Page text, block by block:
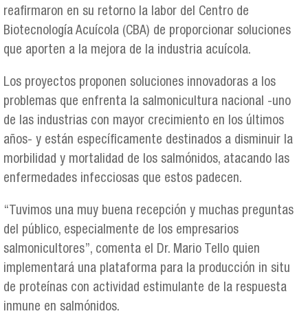
reafirmaron en su retorno la labor del Centro de
Biotecnología Acuícola (CBA) de proporcionar soluciones
que aporten a la mejora de la industria acuícola.
Los proyectos proponen soluciones innovadoras a los
problemas que enfrenta la salmonicultura nacional -uno
de las industrias con mayor crecimiento en los últimos
años- y están específicamente destinados a disminuir la
morbilidad y mortalidad de los salmónidos, atacando las
enfermedades infecciosas que estos padecen.
“Tuvimos una muy buena recepción y muchas preguntas
del público, especialmente de los empresarios
salmonicultores”, comenta el Dr. Mario Tello quien
implementará una plataforma para la producción in situ
de proteínas con actividad estimulante de la respuesta
inmune en salmónidos.